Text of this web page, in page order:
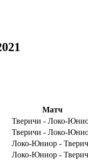
Матч
Тверичи - Локо-
Тверичи - Локо-
Локо-Юниор -
Локо-Юниор -